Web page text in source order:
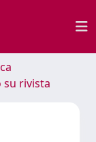
su rivista